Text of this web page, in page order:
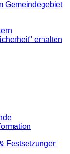
Gemeindegebiet
erhalten
Festsetzungen